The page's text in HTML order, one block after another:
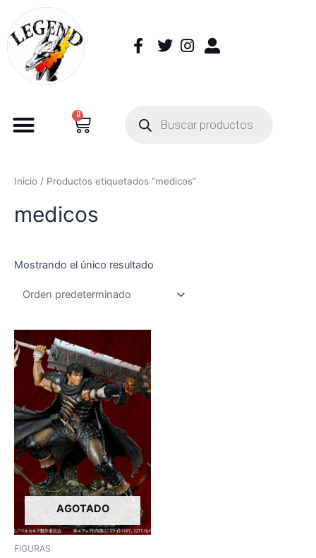
0
Inicio / Productos etiquetados “medicos”
medicos
Mostrando el único resultado
AGOTADO
FIGURAS